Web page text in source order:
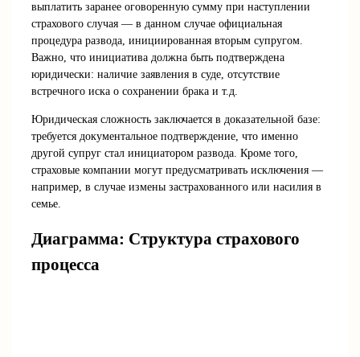
выплатить заранее оговоренную сумму при наступлении
страхового случая — в данном случае официальная
процедура развода, инициированная вторым супругом.
Важно, что инициатива должна быть подтверждена
юридически: наличие заявления в суде, отсутствие
встречного иска о сохранении брака и т.д.
Юридическая сложность заключается в доказательной базе:
требуется документальное подтверждение, что именно
другой супруг стал инициатором развода. Кроме того,
страховые компании могут предусматривать исключения —
например, в случае измены застрахованного или насилия в
семье.
Диаграмма: Структура страхового
процесса